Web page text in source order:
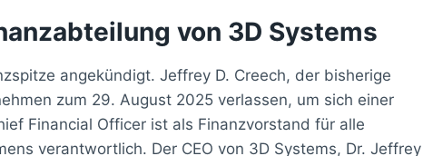
von 3D Systems
angekündigt. Jeffrey D. Creech, der bisherige
zum 29. August 2025 verlassen, um sich einer
Financial Officer ist als Finanzvorstand für alle
verantwortlich. Der CEO von 3D Systems, Dr. Jeffrey